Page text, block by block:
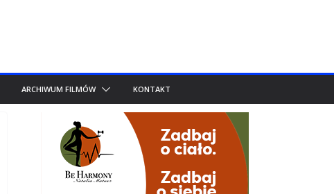
ARCHIWUM FILMÓW KONTAKT